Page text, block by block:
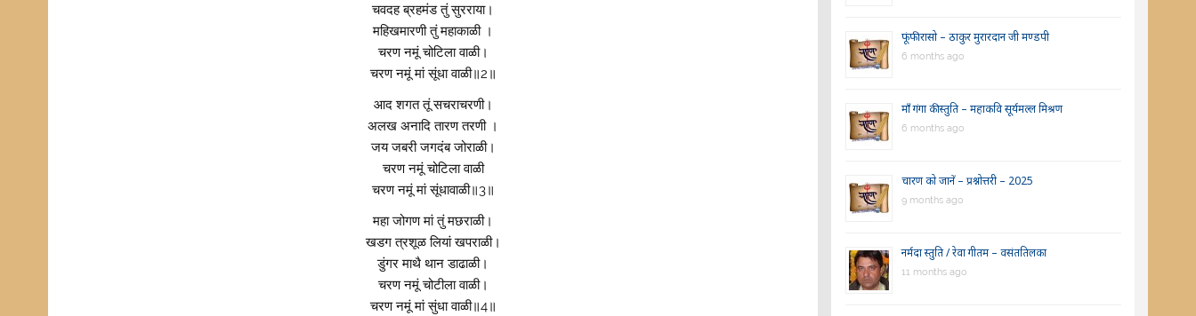
चवदह ब्रहमंड तुं सुरराया।
महिखमारणी तुं महाकाळी ।
चरण नमूं चोटिला वाळी।
चरण नमूं मां सूंधा वाळी॥2॥
आद शगत तूं सचराचरणी।
अलख अनादि तारण तरणी ।
जय जबरी जगदंब जोराळी।
चरण नमूं चोटिला वाळी
चरण नमूं मां सूंधावाळी॥3॥
महा जोगण मां तुं मछराळी।
खडग त्रशूळ लियां खपराळी।
डुंगर माथै थान डाढाळी।
चरण नमूं चोटीला वाळी।
चरण नमूं मां सुंधा वाळी॥4॥
फूंफी रासो – ठाकुर मुरारदान जी मण्डपी
6 months ago
माँ गंगा की स्तुति – महाकवि सूर्यमल्ल मिश्रण
6 months ago
चारण को जानें – प्रश्नोत्तरी – 2025
9 months ago
नर्मदा स्तुति / रेवा गीतम – वसंततिलका
11 months ago